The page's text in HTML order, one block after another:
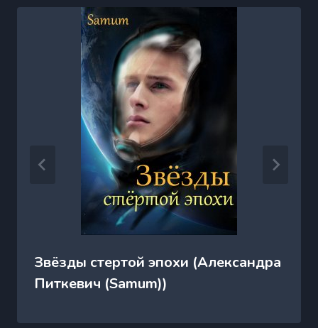
Звёзды стертой эпохи (Александра
Питкевич (Samum))